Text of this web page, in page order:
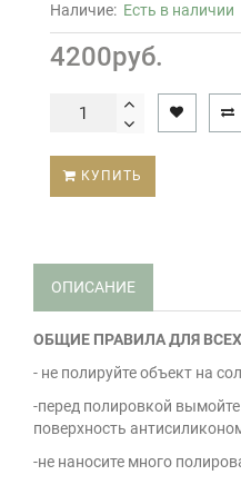
Наличие: Есть в наличии
4200руб.
КУПИТЬ
ОПИСАНИЕ
ОБЩИЕ ПРАВИЛА ДЛЯ
- не полируйте объект на
-перед полировкой
поверхность
-не наносите много